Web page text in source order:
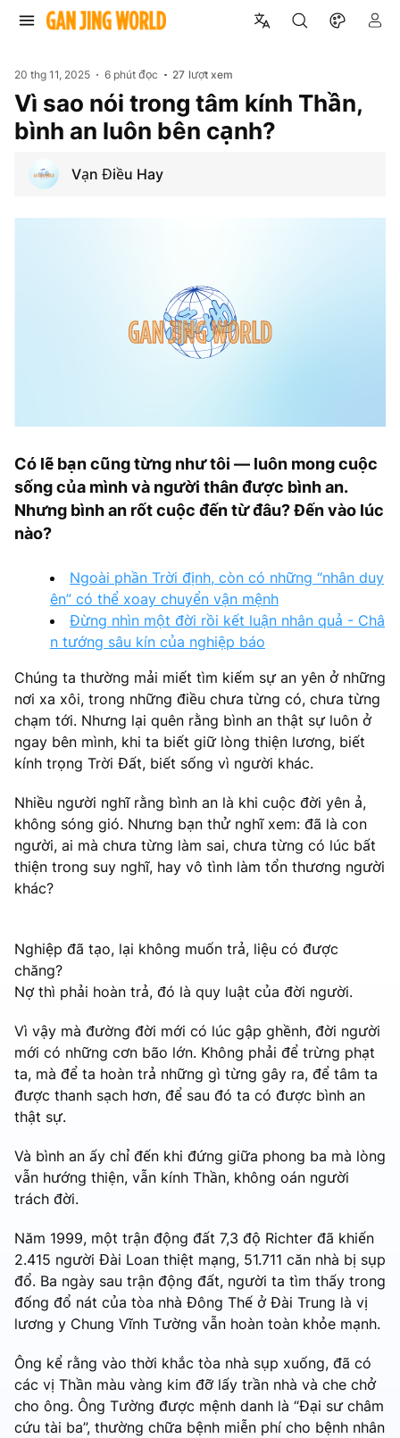
20 thg 11, 2025 6 phút đọc 27 lượt xem
Vì sao nói trong tâm kính Thần,
bình an luôn bên cạnh?
Vạn Điều Hay
Có lẽ bạn cũng từng như tôi — luôn mong cuộc
sống của mình và người thân được bình an.
Nhưng bình an rốt cuộc đến từ đâu? Đến vào lúc
nào?
Ngoài phần Trời định, còn có những “nhân duy
ên” có thể xoay chuyển vận mệnh
Đừng nhìn một đời rồi kết luận nhân quả - Châ
n tướng sâu kín của nghiệp báo
Chúng ta thường mải miết tìm kiếm sự an yên ở những
nơi xa xôi, trong những điều chưa từng có, chưa từng
chạm tới. Nhưng lại quên rằng bình an thật sự luôn ở
ngay bên mình, khi ta biết giữ lòng thiện lương, biết
kính trọng Trời Đất, biết sống vì người khác.
Nhiều người nghĩ rằng bình an là khi cuộc đời yên ả,
không sóng gió. Nhưng bạn thử nghĩ xem: đã là con
người, ai mà chưa từng làm sai, chưa từng có lúc bất
thiện trong suy nghĩ, hay vô tình làm tổn thương người
khác?
Nghiệp đã tạo, lại không muốn trả, liệu có được
chăng?
Nợ thì phải hoàn trả, đó là quy luật của đời người.
Vì vậy mà đường đời mới có lúc gập ghềnh, đời người
mới có những cơn bão lớn. Không phải để trừng phạt
ta, mà để ta hoàn trả những gì từng gây ra, để tâm ta
được thanh sạch hơn, để sau đó ta có được bình an
thật sự.
Và bình an ấy chỉ đến khi đứng giữa phong ba mà lòng
vẫn hướng thiện, vẫn kính Thần, không oán người
trách đời.
Năm 1999, một trận động đất 7,3 độ Richter đã khiến
2.415 người Đài Loan thiệt mạng, 51.711 căn nhà bị sụp
đổ. Ba ngày sau trận động đất, người ta tìm thấy trong
đống đổ nát của tòa nhà Đông Thế ở Đài Trung là vị
lương y Chung Vĩnh Tường vẫn hoàn toàn khỏe mạnh.
Ông kể rằng vào thời khắc tòa nhà sụp xuống, đã có
các vị Thần màu vàng kim đỡ lấy trần nhà và che chở
cho ông. Ông Tường được mệnh danh là “Đại sư châm
cứu tài ba”, thường chữa bệnh miễn phí cho bệnh nhân